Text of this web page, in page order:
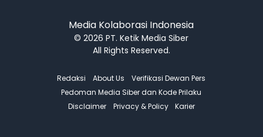
Media Kolaborasi Indonesia
© 2026 PT. Ketik Media Siber
All Rights Reserved.
Redaksi About Us
Verifikasi Dewan Pers
Pedoman Media Siber dan Kode Prilaku
Disclaimer
Privacy & Policy Karier